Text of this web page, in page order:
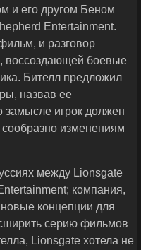
и его другом Беном
Entertainment.
и разговор
воссоздающей боевые
Бителл предложил
назвав ее
игрок должен
изменениям
между Lionsgate
компания,
концепции для
серию фильмов
Lionsgate хотела не